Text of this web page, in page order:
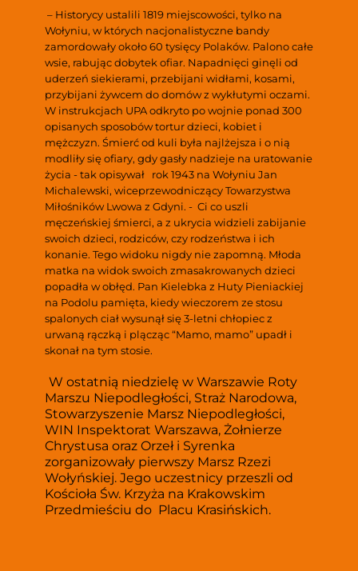
Wołyniu, w których nacjonalistyczne bandy
zamordowały około 60 tysięcy Polaków. Palono całe
wsie, rabując dobytek ofiar. Napadnięci ginęli od
uderzeń siekierami, przebijani widłami, kosami,
przybijani żywcem do domów z wykłutymi oczami.
W instrukcjach UPA odkryto po wojnie ponad 300
opisanych sposobów tortur dzieci, kobiet i
mężczyzn. Śmierć od kuli była najlżejsza i o nią
modliły się ofiary, gdy gasły nadzieje na uratowanie
życia - tak opisywał   rok 1943 na Wołyniu Jan
Michalewski, wiceprzewodniczący Towarzystwa
Miłośników Lwowa z Gdyni. -  Ci co uszli
męczeńskiej śmierci, a z ukrycia widzieli zabijanie
swoich dzieci, rodziców, czy rodzeństwa i ich
konanie. Tego widoku nigdy nie zapomną. Młoda
matka na widok swoich zmasakrowanych dzieci
popadła w obłęd. Pan Kielebka z Huty Pieniackiej
na Podolu pamięta, kiedy wieczorem ze stosu
spalonych ciał wysunął się 3-letni chłopiec z
urwaną rączką i plącząc “Mamo, mamo” upadł i
skonał na tym stosie.
W ostatnią niedzielę w Warszawie Roty
Marszu Niepodległości, Straż Narodowa,
Stowarzyszenie Marsz Niepodległości,
WIN Inspektorat Warszawa, Żołnierze
Chrystusa oraz Orzeł i Syrenka
zorganizowały pierwszy Marsz Rzezi
Wołyńskiej. Jego uczestnicy przeszli od
Kościoła Św. Krzyża na Krakowskim
Przedmieściu do  Placu Krasińskich.